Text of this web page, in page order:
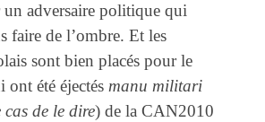
adversaire politique qui
faire de l’ombre. Et les
sont bien placés pour le
ont été éjectés manu militari
cas de le dire) de la CAN2010